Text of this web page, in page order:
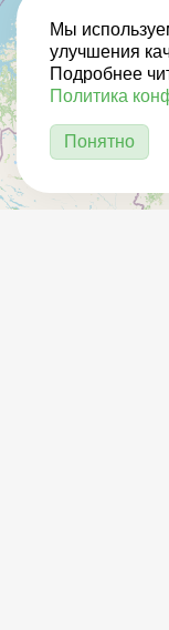
Мы
улучшения
Подробнее
Политика
Понятно